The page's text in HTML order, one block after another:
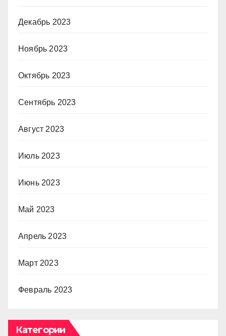
Декабрь 2023
Ноябрь 2023
Октябрь 2023
Сентябрь 2023
Август 2023
Июль 2023
Июнь 2023
Май 2023
Апрель 2023
Март 2023
Февраль 2023
Категории